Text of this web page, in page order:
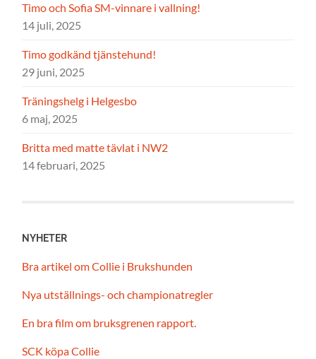
Timo och Sofia SM-vinnare i vallning!
14 juli, 2025
Timo godkänd tjänstehund!
29 juni, 2025
Träningshelg i Helgesbo
6 maj, 2025
Britta med matte tävlat i NW2
14 februari, 2025
NYHETER
Bra artikel om Collie i Brukshunden
Nya utställnings- och championatregler
En bra film om bruksgrenen rapport.
SCK köpa Collie